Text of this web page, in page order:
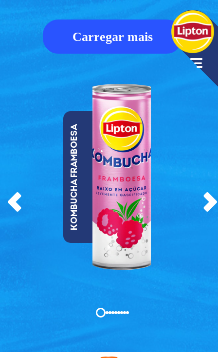
kombucha framboesa
Carregar mais
LIPTON ICE TEA LIMÃO 50CL
Lipton Ice Tea Limão